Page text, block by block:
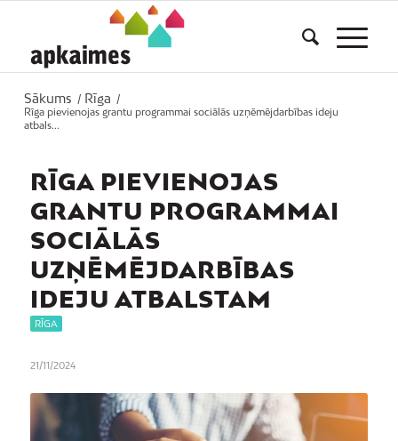
Sākums / Rīga
/
Rīga pievienojas grantu programmai sociālās uzņēmējdarbības ideju
atbals...
RĪGA PIEVIENOJAS
GRANTU PROGRAMMAI
SOCIĀLĀS
UZŅĒMĒJDARBĪBAS
IDEJU ATBALSTAM
RĪGA
21/11/2024